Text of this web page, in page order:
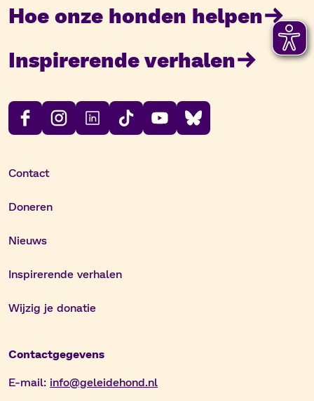
Hoe onze honden helpen
Inspirerende verhalen
Contact
Doneren
Nieuws
Inspirerende verhalen
Wijzig je donatie
Contactgegevens
E-mail: info@geleidehond.nl